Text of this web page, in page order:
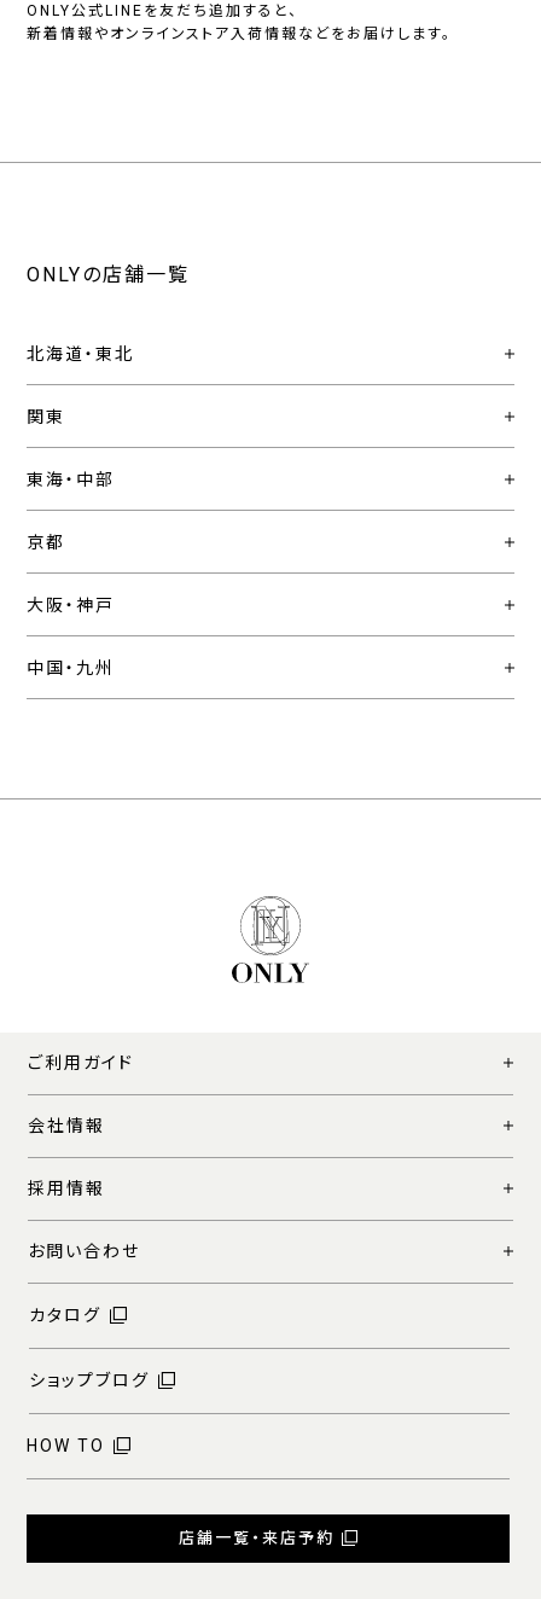
ONLY公式LINEを友だち追加すると、
新着情報やオンラインストア入荷情報などをお届けします。
ONLYの店舗一覧
北海道・東北
関東
東海・中部
京都
大阪・神戸
中国・九州
ご利用ガイド
会社情報
採用情報
お問い合わせ
カタログ
ショップブログ
HOW TO
店舗一覧・来店予約